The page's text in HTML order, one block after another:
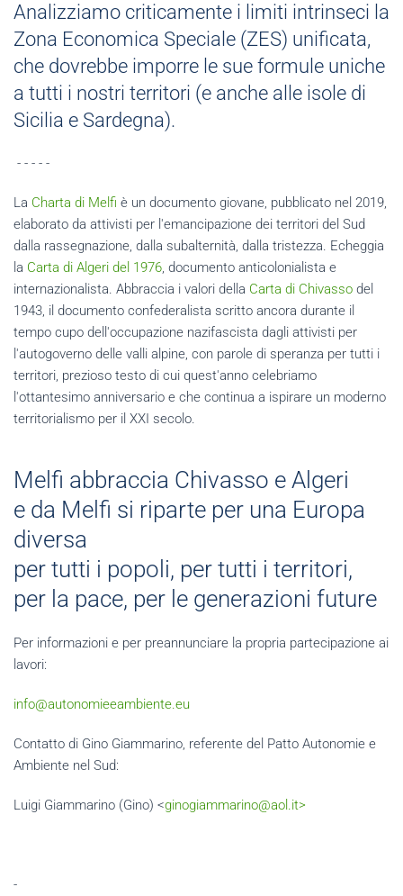
Analizziamo criticamente i limiti intrinseci la
Zona Economica Speciale (ZES) unificata,
che dovrebbe imporre le sue formule uniche
a tutti i nostri territori (e anche alle isole di
Sicilia e Sardegna).
- - - - -
La Charta di Melfi è un documento giovane, pubblicato nel 2019,
elaborato da attivisti per l'emancipazione dei territori del Sud
dalla rassegnazione, dalla subalternità, dalla tristezza. Echeggia
la Carta di Algeri del 1976, documento anticolonialista e
internazionalista. Abbraccia i valori della Carta di Chivasso del
1943, il documento confederalista scritto ancora durante il
tempo cupo dell'occupazione nazifascista dagli attivisti per
l'autogoverno delle valli alpine, con parole di speranza per tutti i
territori, prezioso testo di cui quest'anno celebriamo
l'ottantesimo anniversario e che continua a ispirare un moderno
territorialismo per il XXI secolo.
Melfi abbraccia Chivasso e Algeri
e da Melfi si riparte per una Europa
diversa
per tutti i popoli, per tutti i territori,
per la pace, per le generazioni future
Per informazioni e per preannunciare la propria partecipazione ai
lavori:
info@autonomieeambiente.eu
Contatto di Gino Giammarino, referente del Patto Autonomie e
Ambiente nel Sud:
Luigi Giammarino (Gino) <ginogiammarino@aol.it>
-